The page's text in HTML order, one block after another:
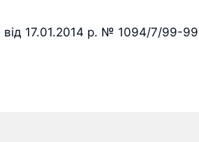
від 17.01.2014 р. № 1094/7/99-